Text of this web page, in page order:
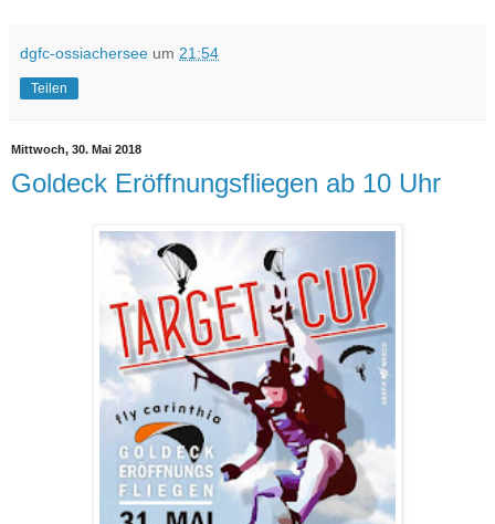
dgfc-ossiachersee um 21:54
Teilen
Mittwoch, 30. Mai 2018
Goldeck Eröffnungsfliegen ab 10 Uhr